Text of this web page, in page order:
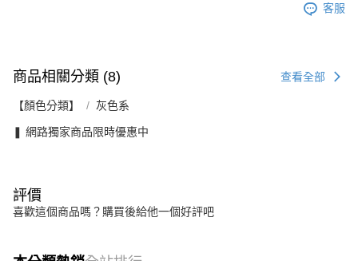
客服
商品相關分類 (8) 查看全部
【顏色分類】 灰色系
❚ 網路獨家商品限時優惠中
評價
喜歡這個商品嗎？購買後給他一個好評吧